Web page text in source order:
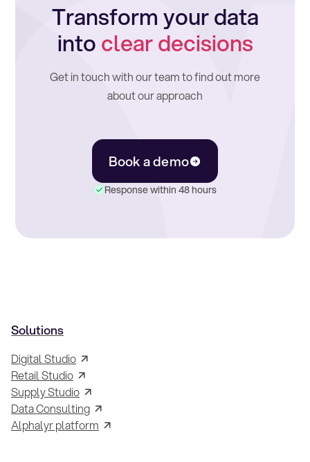
Transform your data
intoclear decisions
Get in touch with our team to find out more
about our approach
Book a demo
Response within 48 hours
Solutions
Digital Studio
Retail Studio
Supply Studio
Data Consulting
Alphalyr platform